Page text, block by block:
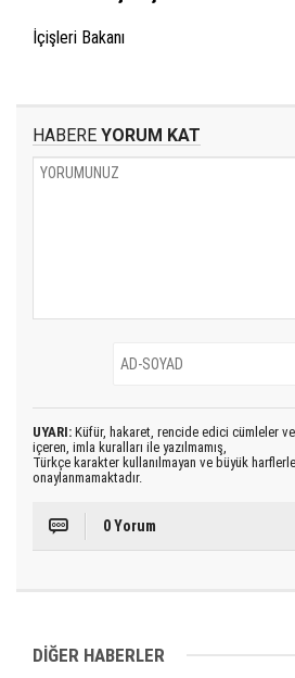
İçişleri Bakanı
HABERE YORUM KAT
UYARI: Küfür, hakaret, rencide edici cümleler
içeren, imla kuralları ile yazılmamış,
Türkçe karakter kullanılmayan ve büyük
onaylanmamaktadır.
0 Yorum
DİĞER HABERLER